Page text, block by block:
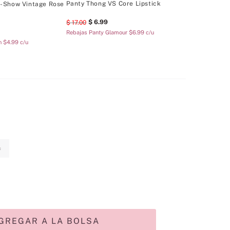
Show Vintage Rose
$4.99 c/u
Panty Thong VS Core Lipstick
17.00 6.99
Rebajas Panty Glamour $6.99 c/u
A LA BOLSA